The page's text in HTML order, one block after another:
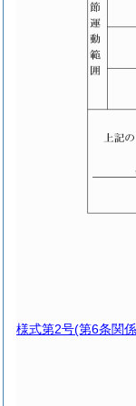
様式第2号(第6条関